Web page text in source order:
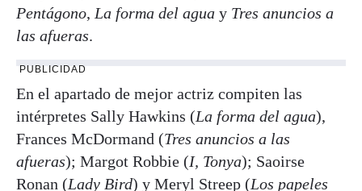
Pentágono, La forma del agua y Tres anuncios a
las afueras.
PUBLICIDAD
En el apartado de mejor actriz compiten las
intérpretes Sally Hawkins (La forma del agua),
Frances McDormand (Tres anuncios a las
afueras); Margot Robbie (I, Tonya); Saoirse
Ronan (Lady Bird) y Meryl Streep (Los papeles